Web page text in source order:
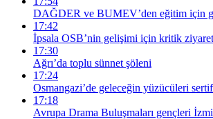
DAĞDER ve BUMEV’den eğitim için
17:42
İpsala OSB’nin gelişimi için kritik ziyaret
17:30
Ağrı’da toplu sünnet şöleni
17:24
Osmangazi’de geleceğin yüzücüleri
17:18
Avrupa Drama Buluşmaları gençleri